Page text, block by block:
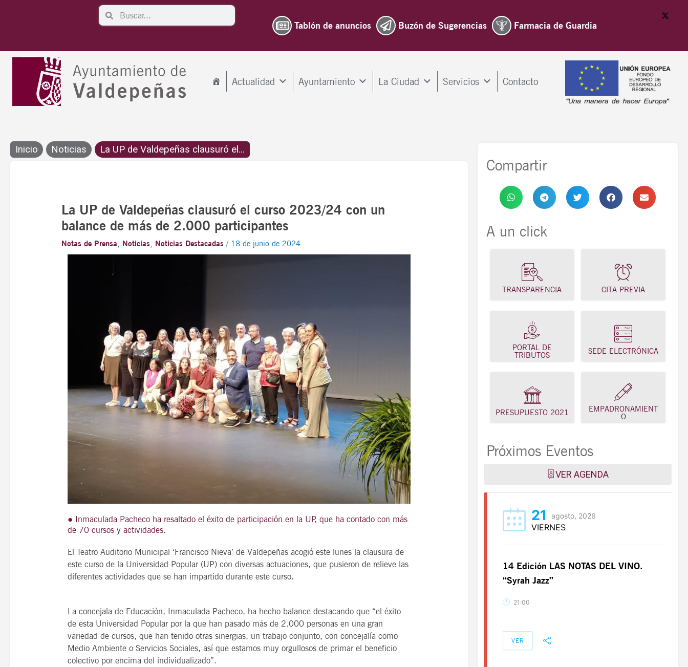
SearchSearch
Tablón de anuncios Buzón de Sugerencias Farmacia de Guardia
Actualidad Ayuntamiento La Ciudad Servicios Contacto
Inicio Noticias La UP de Valdepeñas clausuró el...
La UP de Valdepeñas clausuró el curso 2023/24 con un
balance de más de 2.000 participantes
Notas de Prensa, Noticias, Noticias Destacadas / 18 de junio de 2024
● Inmaculada Pacheco ha resaltado el éxito de participación en la UP, que ha contado con más
de 70 cursos y actividades.
El Teatro Auditorio Municipal ‘Francisco Nieva’ de Valdepeñas acogió este lunes la clausura de
este curso de la Universidad Popular (UP) con diversas actuaciones, que pusieron de relieve las
diferentes actividades que se han impartido durante este curso.
La concejala de Educación, Inmaculada Pacheco, ha hecho balance destacando que “el éxito
de esta Universidad Popular por la que han pasado más de 2.000 personas en una gran
variedad de cursos, que han tenido otras sinergias, un trabajo conjunto, con concejalía como
Medio Ambiente o Servicios Sociales, así que estamos muy orgullosos de primar el beneficio
colectivo por encima del individualizado”.
Compartir
A un click
TRANSPARENCIA CITA PREVIA
PORTAL DE
TRIBUTOS
SEDE ELECTRÓNICA
PRESUPUESTO 2021
EMPADRONAMIENT
O
Próximos Eventos
VER AGENDA
21 agosto, 2026
VIERNES
14 Edición LAS NOTAS DEL VINO.
“Syrah Jazz”
VER
21 agosto, 2026
14 Edición LAS NOTAS DEL VINO.
VER
21 agosto, 2026
VIERNES
14 Edición LAS NOTAS DEL VINO.
“Syrah Jazz”
21:00
VER